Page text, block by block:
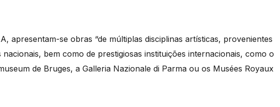
apresentam-se obras “de múltiplas disciplinas artísticas, provenientes
bem como de prestigiosas instituições internacionais, como o
de Bruges, a Galleria Nazionale di Parma ou os Musées Royaux